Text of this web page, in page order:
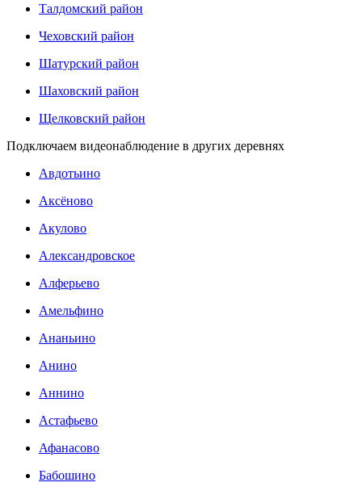
Талдомский район
Чеховский район
Шатурский район
Шаховский район
Щелковский район
Подключаем видеонаблюдение в других деревнях
Авдотьино
Аксёново
Акулово
Александровское
Алферьево
Амельфино
Ананьино
Анино
Аннино
Астафьево
Афанасово
Бабошино